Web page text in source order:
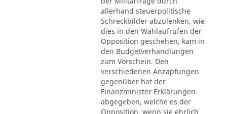
allerhand steuerpolitische
Schreckbilder abzulenken, wie
dies in den Wahlaufrufen der
Opposition geschehen, kam in
den Budgetverhandlungen
zum Vorschein. Den
verschiedenen Anzapfungen
gegenüber hat der
Finanzminister Erklärungen
abgegeben, welche es der
Opposition, wenn sie ehrlich